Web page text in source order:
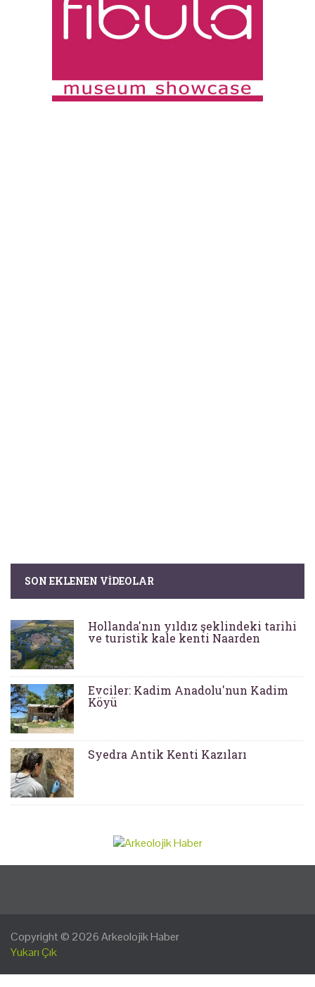
SON EKLENEN VIDEOLAR
Hollanda'nın yıldız şeklindeki tarihi
ve turistik kale kenti Naarden
Evciler: Kadim Anadolu'nun Kadim
Köyü
Syedra Antik Kenti Kazıları
Copyright © 2026Arkeolojik Haber
Yukarı Çık